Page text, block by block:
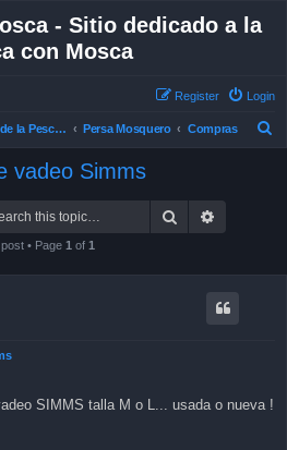
- Sitio dedicado a la
con Mosca
Login
Register
El Foro de la Pesca con Mosca en Chile Persa Mosquero Compras
vadeo Simms
Search
post • Page 1 of 1
SIMMS talla M o L... usada o nueva !